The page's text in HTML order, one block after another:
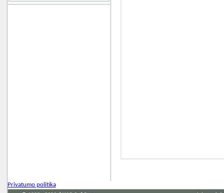
Privatumo politika